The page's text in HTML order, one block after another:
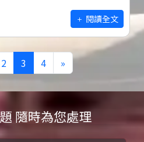
閱讀全文
2 3 4 »
隨時為您處理